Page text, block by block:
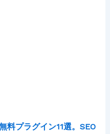
料プラグイン11選。SEO